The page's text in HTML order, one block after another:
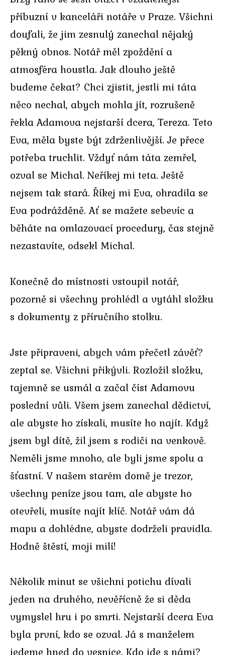
příbuzní v kanceláři notáře v Praze. Všichni
doufali, že jim zesnulý zanechal nějaký
pěkný obnos. Notář měl zpoždění a
atmosféra houstla. Jak dlouho ještě
budeme čekat? Chci zjistit, jestli mi táta
něco nechal, abych mohla jít, rozrušeně
řekla Adamova nejstarší dcera, Tereza. Teto
Eva, měla byste být zdrženlivější. Je přece
potřeba truchlit. Vždyť nám táta zemřel,
ozval se Michal. Neříkej mi teta. Ještě
nejsem tak stará. Říkej mi Eva, ohradila se
Eva podrážděně. Ať se mažete sebevíc a
běháte na omlazovací procedury, čas stejně
nezastavíte, odsekl Michal.
Konečně do místnosti vstoupil notář,
pozorně si všechny prohlédl a vytáhl složku
s dokumenty z příručního stolku.
Jste připraveni, abych vám přečetl závěť?
zeptal se. Všichni přikývli. Rozložil složku,
tajemně se usmál a začal číst Adamovu
poslední vůli. Všem jsem zanechal dědictví,
ale abyste ho získali, musíte ho najít. Když
jsem byl dítě, žil jsem s rodiči na venkově.
Neměli jsme mnoho, ale byli jsme spolu a
šťastní. V našem starém domě je trezor,
všechny peníze jsou tam, ale abyste ho
otevřeli, musíte najít klíč. Notář vám dá
mapu a dohlédne, abyste dodrželi pravidla.
Hodně štěstí, moji milí!
Několik minut se všichni potichu dívali
jeden na druhého, nevěřícně že si děda
vymyslel hru i po smrti. Nejstarší dcera Eva
byla první, kdo se ozval. Já s manželem
jedeme hned do vesnice. Kdo jde s námi?